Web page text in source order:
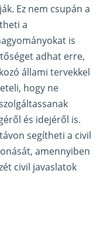
Ez nem csupán a
a
is
adhat erre,
állami tervekkel
hogy ne
és idejéről is.
segítheti a civil
amennyiben
civil javaslatok